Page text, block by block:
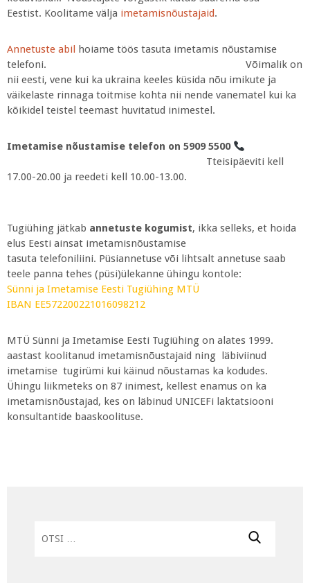
Eestist. Koolitame välja imetamisnõustajaid.
Annetuste abil
hoiame töös tasuta imetamis nõustamise
telefoni. Võimalik on
nii eesti, vene kui ka ukraina keeles küsida nõu imikute ja
väikelaste rinnaga toitmise kohta nii nende vanematel kui ka
kõikidel teistel teemast huvitatud inimestel.
Imetamise nõustamise telefon on 5909 5500
Tteisipäeviti kell
17.00-20.00 ja reedeti kell 10.00-13.00.
Tugiühing jätkab annetuste kogumist, ikka selleks, et hoida
elus Eesti ainsat imetamisnõustamise
tasuta telefoniliini. Püsiannetuse või lihtsalt annetuse saab
teele panna tehes (püsi)ülekanne ühingu kontole:
Sünni ja Imetamise Eesti Tugiühing MTÜ
IBAN EE572200221016098212
MTÜ Sünni ja Imetamise Eesti Tugiühing on alates 1999.
aastast koolitanud imetamisnõustajaid ning läbiviinud
imetamise tugirümi kui käinud nõustamas ka kodudes.
Ühingu liikmeteks on 87 inimest, kellest enamus on ka
imetamisnõustajad, kes on läbinud UNICEFi laktatsiooni
konsultantide baaskoolituse.